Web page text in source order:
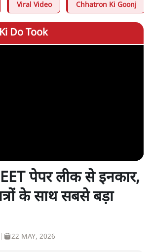
Viral Video Chhatron Ki Goonj
Do Took
पेपर लीक से इनकार,
के साथ सबसे बड़ा
22 MAY, 2026